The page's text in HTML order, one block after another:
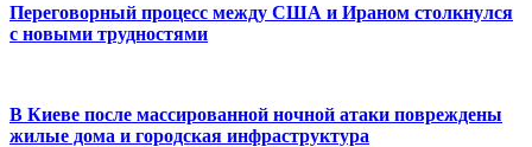
Переговорный процесс между США и Ираном столкнулся
с новыми трудностями
В Киеве после массированной ночной атаки повреждены
жилые дома и городская инфраструктура